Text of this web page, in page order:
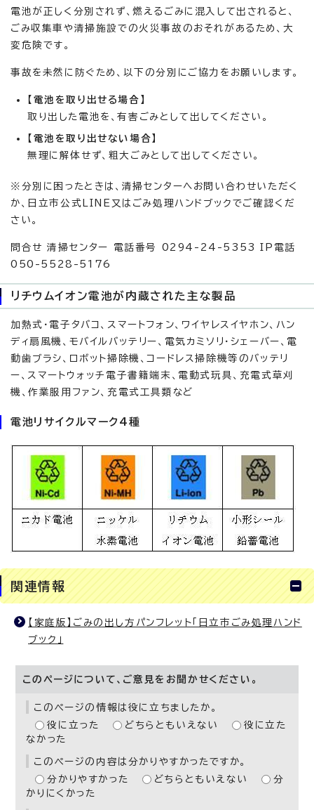
電池が正しく分別されず、燃えるごみに混入して出されると、
ごみ収集車や清掃施設での火災事故のおそれがあるため、大
変危険です。
事故を未然に防ぐため、以下の分別にご協力をお願いします。
【電池を取り出せる場合】
取り出した電池を、有害ごみとして出してください。
【電池を取り出せない場合】
無理に解体せず、粗大ごみとして出してください。
※分別に困ったときは、清掃センターへお問い合わせいただく
か、日立市公式LINE又はごみ処理ハンドブックでご確認くだ
さい。
問合せ 清掃センター 電話番号 0294-24-5353 IP電話
050-5528-5176
リチウムイオン電池が内蔵された主な製品
加熱式・電子タバコ、スマートフォン、ワイヤレスイヤホン、ハン
ディ扇風機、モバイルバッテリー、電気カミソリ・シェーバー、電
動歯ブラシ、ロボット掃除機、コードレス掃除機等のバッテリ
ー、スマートウォッチ電子書籍端末、電動式玩具、充電式草刈
機、作業服用ファン、充電式工具類など
電池リサイクルマーク4種
関連情報
【家庭版】ごみの出し方パンフレット「日立市ごみ処理ハンド
ブック」
このページについて、ご意見をお聞かせください。
このページの情報は役に立ちましたか。
役に立った
どちらともいえない
役に立た
なかった
このページの内容は分かりやすかったですか。
分かりやすかった
どちらともいえない
分
かりにくかった